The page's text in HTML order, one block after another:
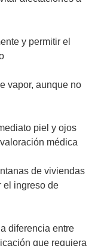
y permitir el
vapor, aunque no
piel y ojos
médica
de viviendas
el ingreso de
diferencia entre
que requiera